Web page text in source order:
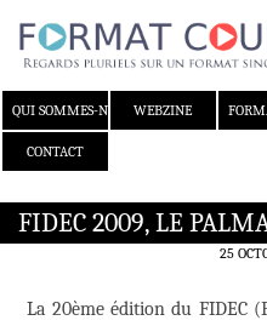
QUI SOMMES-NOUS ?WEBZINE
CONTACT
FIDEC 2009, LE
25
La 20ème édition du FIDEC